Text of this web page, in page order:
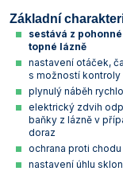
Základní
sestává z
topné lázně
nastavení otáček,
s možností kontroly
plynulý náběh
elektrický zdvih
baňky z lázně v
doraz
ochrana proti
nastavení úhlu